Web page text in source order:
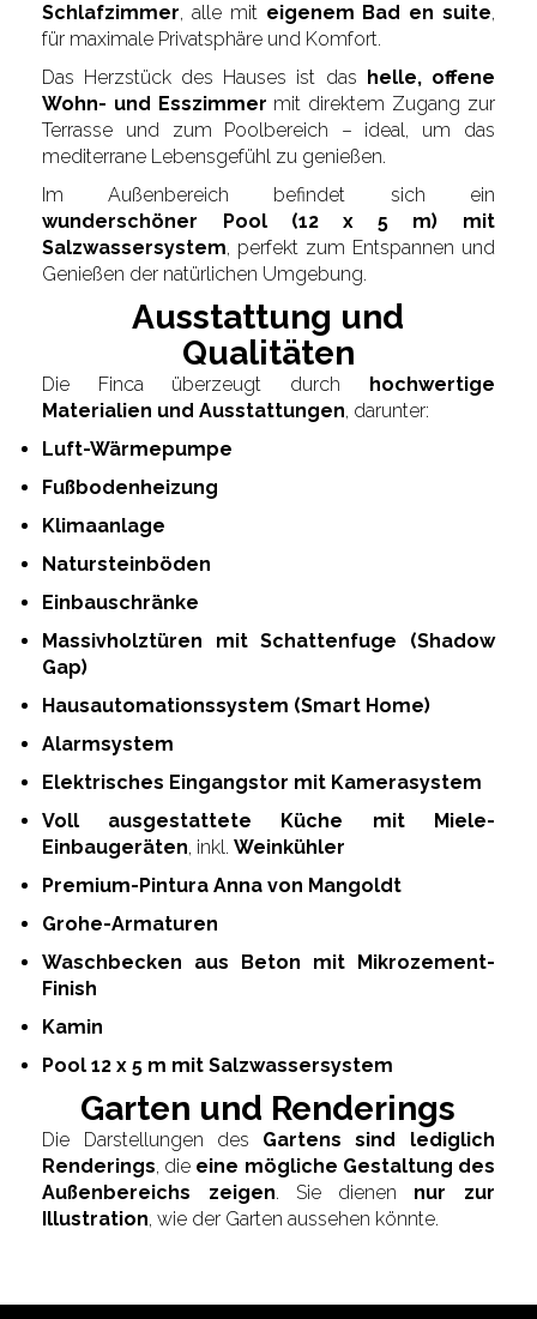
Schlafzimmer, alle mit eigenem Bad en suite,
für maximale Privatsphäre und Komfort.
Das Herzstück des Hauses ist das helle, offene
Wohn- und Esszimmer mit direktem Zugang zur
Terrasse und zum Poolbereich – ideal, um das
mediterrane Lebensgefühl zu genießen.
Im Außenbereich befindet sich ein
wunderschöner Pool (12 x 5 m) mit
Salzwassersystem, perfekt zum Entspannen und
Genießen der natürlichen Umgebung.
Ausstattung und
Qualitäten
Die Finca überzeugt durch hochwertige
Materialien und Ausstattungen, darunter:
Luft-Wärmepumpe
Fußbodenheizung
Klimaanlage
Natursteinböden
Einbauschränke
Massivholztüren mit Schattenfuge (Shadow
Gap)
Hausautomationssystem (Smart Home)
Alarmsystem
Elektrisches Eingangstor mit Kamerasystem
Voll ausgestattete Küche mit Miele-
Einbaugeräten, inkl.Weinkühler
Premium-Pintura Anna von Mangoldt
Grohe-Armaturen
Waschbecken aus Beton mit Mikrozement-
Finish
Kamin
Pool 12 x 5 m mit Salzwassersystem
Garten und Renderings
Die Darstellungen des Gartens sind lediglich
Renderings, die eine mögliche Gestaltung des
Außenbereichs zeigen. Sie dienen nur zur
Illustration, wie der Garten aussehen könnte.